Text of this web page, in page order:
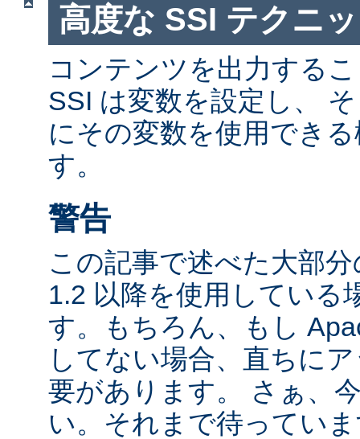
高度な SSI テクニ
コンテンツを出力する
SSI は変数を設定し、
にその変数を使用でき
す。
警告
この記事で述べた大部
1.2 以降を使用している
す。もちろん、もし
してない場合、直ちに
要があります。 さぁ、
い。それまで待ってい